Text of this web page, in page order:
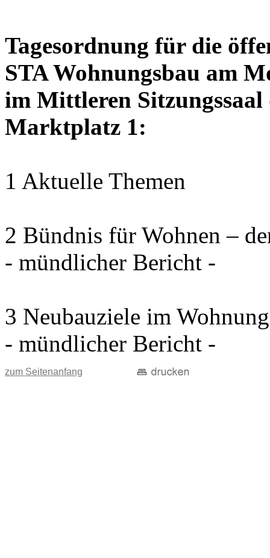
Tagesordnung für die
STA Wohnungsbau am
im Mittleren Sitzungssaal
Marktplatz 1:
1 Aktuelle Themen
2 Bündnis für Wohnen –
- mündlicher Bericht -
3 Neubauziele im
- mündlicher Bericht -
zum Seitenanfang